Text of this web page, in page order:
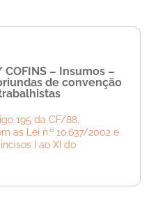
COFINS – Insumos –
de convenção
195 da CF/88,
as Lei n.º 10.637/2002 e
I ao XI do